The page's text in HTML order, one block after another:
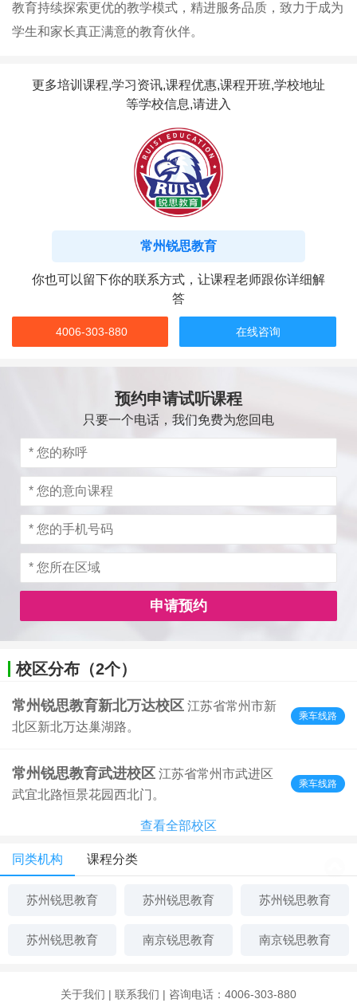
教育持续探索更优的教学模式，精进服务品质，致力于成为
学生和家长真正满意的教育伙伴。
更多培训课程,学习资讯,课程优惠,课程开班,学校地址
等学校信息,请进入
常州锐思教育
你也可以留下你的联系方式，让课程老师跟你详细解
答
4006-303-880 在线咨询
预约申请试听课程
只要一个电话，我们免费为您回电
申请预约
校区分布（2个）
常州锐思教育新北万达校区 江苏省常州市新
北区新北万达巢湖路。
乘车线路
常州锐思教育武进校区 江苏省常州市武进区
武宜北路恒景花园西北门。
乘车线路
查看全部校区
同类机构 课程分类
苏州锐思教育 苏州锐思教育 苏州锐思教育
苏州锐思教育 南京锐思教育 南京锐思教育
关于我们 | 联系我们 | 咨询电话：4006-303-880